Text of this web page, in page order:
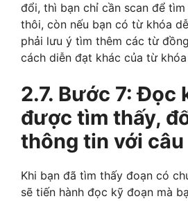
đổi, thì bạn chỉ cần scan để
thôi, còn nếu bạn có từ khóa
phải lưu ý tìm thêm các từ
cách diễn đạt khác của từ
2.7. Bước 7: Đọc
được tìm thấy,
thông tin với câu
Khi bạn đã tìm thấy đoạn có
sẽ tiến hành đọc kỹ đoạn mà